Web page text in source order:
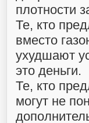
плотности
Те, кто
вместо
ухудшают
это деньги.
Те, кто
могут не